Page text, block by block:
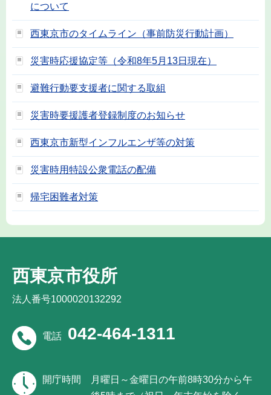
について
西東京市のタイムライン（事前防災行動計画）
災害時応援協定等（令和8年5月13日現在）
避難行動要支援者に関する取組
災害時要援護者登録制度のお知らせ
西東京市新型インフルエンザ等の対策
災害時用特設公衆電話の配備
帰宅困難者対策
西東京市役所
法人番号1000020132292
電話 042-464-1311
開庁時間
月曜日～金曜日の午前8時30分から午